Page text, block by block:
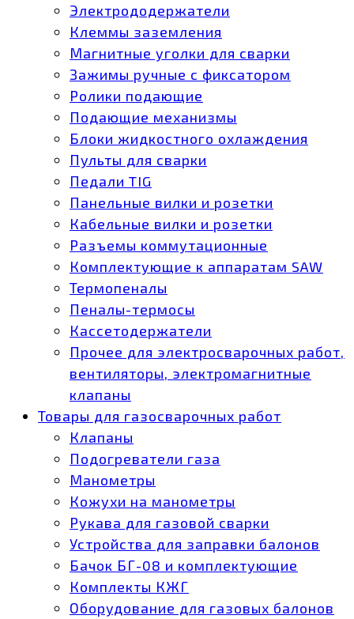
Электрододержатели
Клеммы заземления
Магнитные уголки для сварки
Зажимы ручные с фиксатором
Ролики подающие
Подающие механизмы
Блоки жидкостного охлаждения
Пульты для сварки
Педали TIG
Панельные вилки и розетки
Кабельные вилки и розетки
Разъемы коммутационные
Комплектующие к аппаратам SAW
Термопеналы
Пеналы-термосы
Кассетодержатели
Прочее для электросварочных работ,
вентиляторы, электромагнитные
клапаны
Товары для газосварочных работ
Клапаны
Подогреватели газа
Манометры
Кожухи на манометры
Рукава для газовой сварки
Устройства для заправки балонов
Бачок БГ-08 и комплектующие
Комплекты КЖГ
Оборудование для газовых балонов